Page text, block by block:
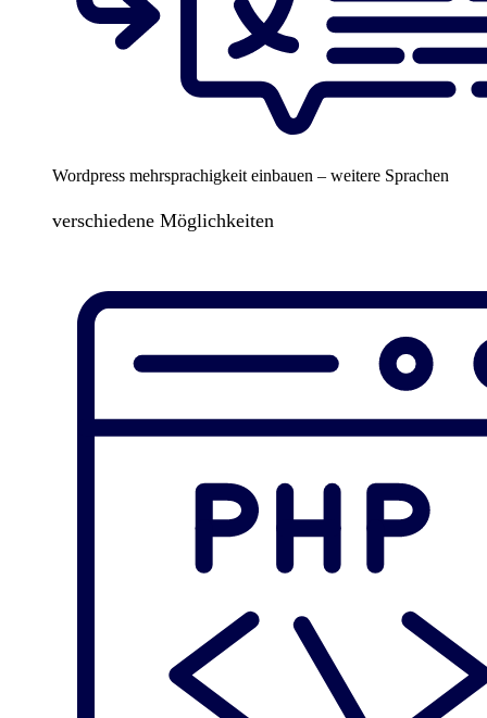
Wordpress mehrsprachigkeit einbauen – weitere Sprachen
verschiedene Möglichkeiten